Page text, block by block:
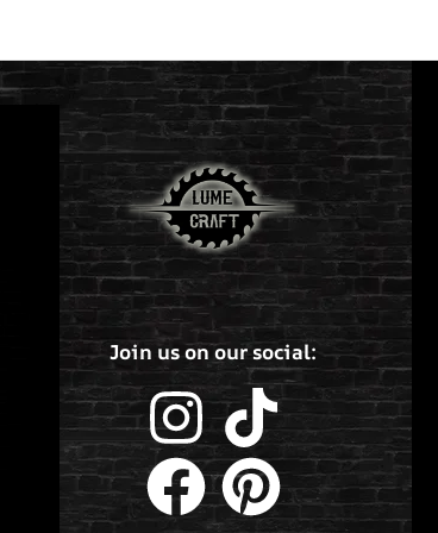
Join us on our social: